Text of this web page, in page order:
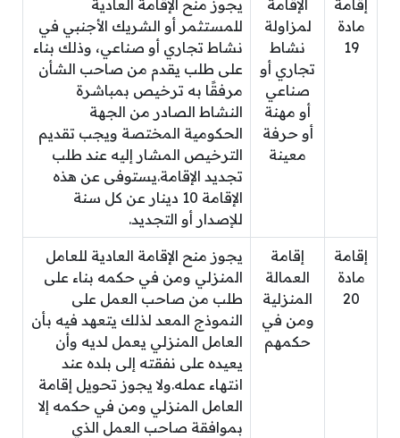
إقامة
مادة
19
الإقامة
لمزاولة
نشاط
تجاري أو
صناعي
أو مهنة
أو حرفة
معينة
يجوز منح الإقامة العادية
للمستثمر أو الشريك الأجنبي في
نشاط تجاري أو صناعي، وذلك بناء
على طلب يقدم من صاحب الشأن
مرفقًا به ترخيص بمباشرة
النشاط الصادر من الجهة
الحكومية المختصة ويجب تقديم
الترخيص المشار إليه عند طلب
تجديد الإقامة.يستوفى عن هذه
الإقامة 10 دينار عن كل سنة
للإصدار أو التجديد.
إقامة
مادة
20
إقامة
العمالة
المنزلية
ومن في
حكمهم
يجوز منح الإقامة العادية للعامل
المنزلي ومن في حكمه بناء على
طلب من صاحب العمل على
النموذج المعد لذلك يتعهد فيه بأن
العامل المنزلي يعمل لديه وأن
يعيده على نفقته إلى بلده عند
انتهاء عمله.ولا يجوز تحويل إقامة
العامل المنزلي ومن في حكمه إلا
بموافقة صاحب العمل الذي